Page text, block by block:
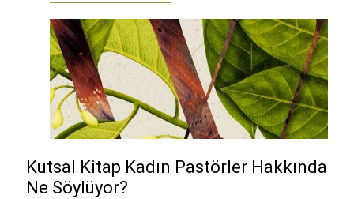
Kutsal Kitap Kadın Pastörler Hakkında
Ne Söylüyor?